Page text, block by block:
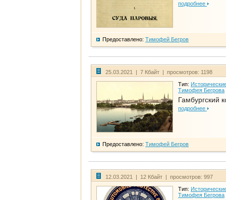
подробнее
Предоставлено: Тимофей Бегров
25.03.2021 | 7 Кбайт | просмотров: 1198
Тип:
Тимофея Бегрова
Гамбургский
подробнее
Предоставлено: Тимофей Бегров
12.03.2021 | 12 Кбайт | просмотров: 997
Тип:
Тимофея Бегрова